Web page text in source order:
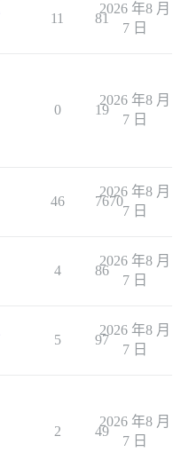
11 81
2026 年8 月
7 日
0 19
2026 年8 月
7 日
46 7670
2026 年8 月
7 日
4 86
2026 年8 月
7 日
5 97
2026 年8 月
7 日
2 49
2026 年8 月
7 日